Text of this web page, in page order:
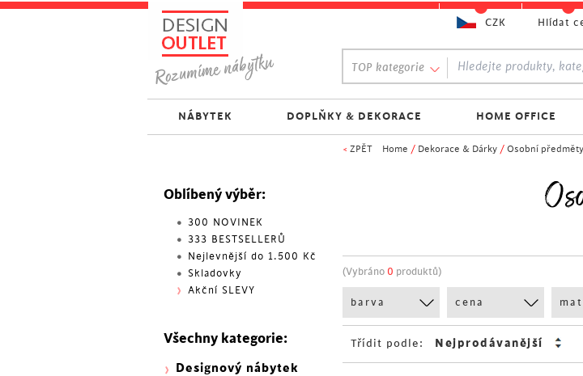
< ZPĚT Home / Dekorace & Dárky / Osobní předměty
(Vybráno 0 produktů)
barva cena
Třídit podle:
Oblíbený výběr:
300 NOVINEK
333 BESTSELLERŮ
Nejlevnější do 1.500 Kč
Skladovky
Akční SLEVY
Všechny kategorie:
Designový nábytek
TOP kategorie
NÁBYTEK DOPLŇKY & DEKORACE HOME OFFICE
CZK Hlídat